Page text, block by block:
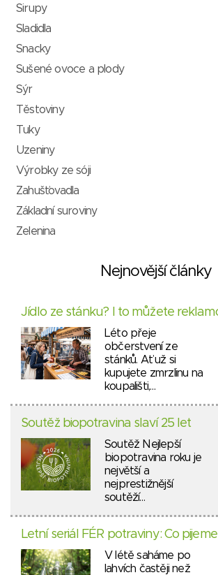
Sirupy
Sladidla
Snacky
Sušené ovoce a plody
Sýr
Těstoviny
Tuky
Uzeniny
Výrobky ze sóji
Zahušťovadla
Základní suroviny
Zelenina
Nejnovější články
Jídlo ze stánku? I to můžete
Léto přeje
občerstvení ze
stánků. Ať už si
kupujete zmrzlinu na
koupališti,…
Soutěž biopotravina slaví 25 let
Soutěž Nejlepší
biopotravina roku je
největší a
nejprestižnější
soutěží…
Letní seriál FÉR potraviny: Co
V létě saháme po
lahvích častěji než